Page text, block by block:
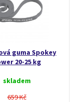
guma Spokey
20-25 kg
skladem
659 Kč